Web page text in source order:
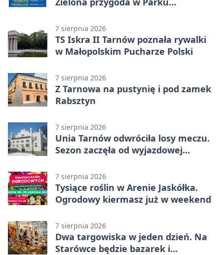
7 sierpnia 2026
TS Iskra II Tarnów poznała rywalki
w Małopolskim Pucharze Polski
7 sierpnia 2026
Z Tarnowa na pustynię i pod zamek
Rabsztyn
7 sierpnia 2026
Unia Tarnów odwróciła losy meczu.
Sezon zaczęła od wyjazdowej
7 sierpnia 2026
Tysiące roślin w Arenie Jaskółka.
Ogrodowy kiermasz już w weekend
7 sierpnia 2026
Dwa targowiska w jeden dzień. Na
Starówce będzie bazarek i